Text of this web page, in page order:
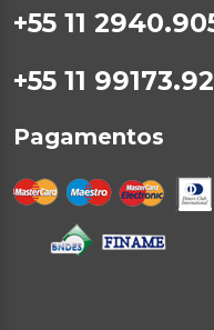
+55 11
+55 11
Pagamentos